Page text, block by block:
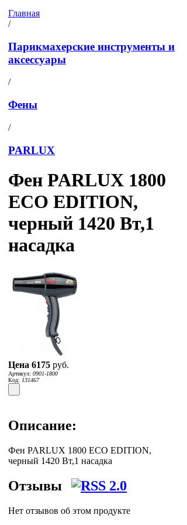
Главная
/
Парикмахерские инструменты и
аксессуары
/
Фены
/
PARLUX
Фен PARLUX 1800
ECO EDITION,
черный 1420 Вт,1
насадка
Цена 6175 руб.
Артикул: 0901-1800
Код: 131467
Описание:
Фен PARLUX 1800 ECO EDITION,
черный 1420 Вт,1 насадка
Отзывы
Нет отзывов об этом продукте